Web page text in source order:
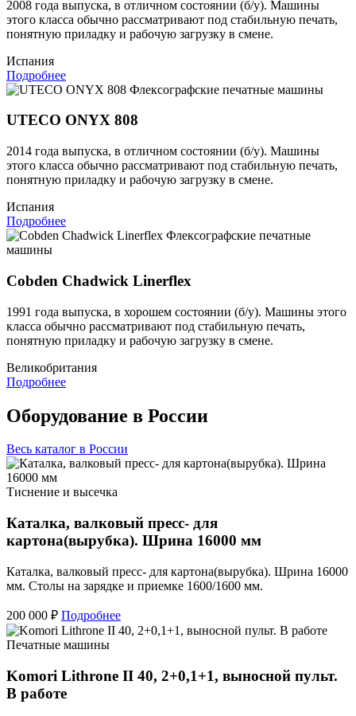
2008 года выпуска, в отличном состоянии (б/у). Машины
этого класса обычно рассматривают под стабильную печать,
понятную приладку и рабочую загрузку в смене.
Испания
Подробнее
Флексографские печатные машины
UTECO ONYX 808
2014 года выпуска, в отличном состоянии (б/у). Машины
этого класса обычно рассматривают под стабильную печать,
понятную приладку и рабочую загрузку в смене.
Испания
Подробнее
Флексографские печатные
машины
Cobden Chadwick Linerflex
1991 года выпуска, в хорошем состоянии (б/у). Машины этого
класса обычно рассматривают под стабильную печать,
понятную приладку и рабочую загрузку в смене.
Великобритания
Подробнее
Оборудование в России
Весь каталог в России
Тиснение и высечка
Каталка, валковый пресс- для
картона(вырубка). Шрина 16000 мм
Каталка, валковый пресс- для картона(вырубка). Шрина 16000
мм. Столы на зарядке и приемке 1600/1600 мм.
200 000 ₽ Подробнее
Печатные машины
Komori Lithrone II 40, 2+0,1+1, выносной пульт.
В работе